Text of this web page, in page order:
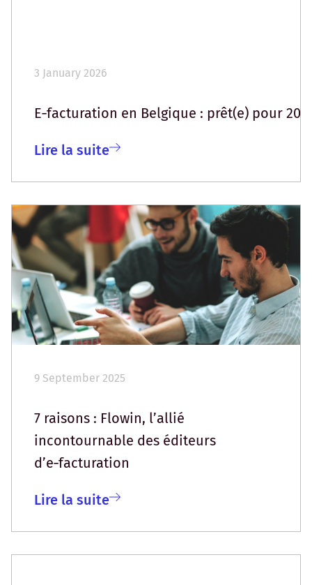
3 January 2026
E‑facturation en Belgique : prêt(e) pour
Lire la suite
9 September 2025
7 raisons : Flowin, l’allié
incontournable des éditeurs
d’e‑facturation
Lire la suite